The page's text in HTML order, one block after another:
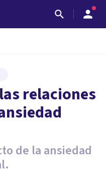
relaciones
de la ansiedad